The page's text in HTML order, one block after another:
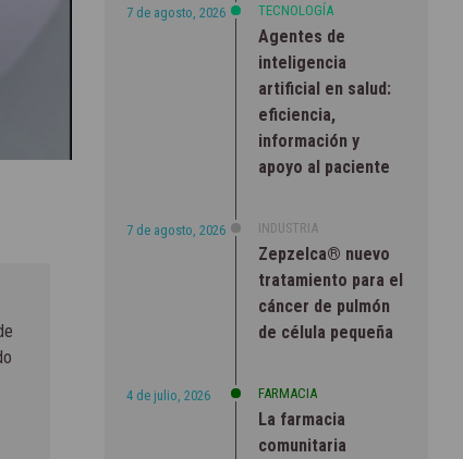
7 de agosto, 2026 TECNOLOGÍA
Agentes de
inteligencia
artificial en salud:
eficiencia,
información y
apoyo al paciente
7 de agosto, 2026 INDUSTRIA
Zepzelca® nuevo
tratamiento para el
cáncer de pulmón
de célula pequeña
4 de julio, 2026 FARMACIA
La farmacia
comunitaria